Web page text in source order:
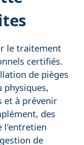
le traitement
certifiés.
de pièges
physiques,
et à prévenir
des
l'entretien
de